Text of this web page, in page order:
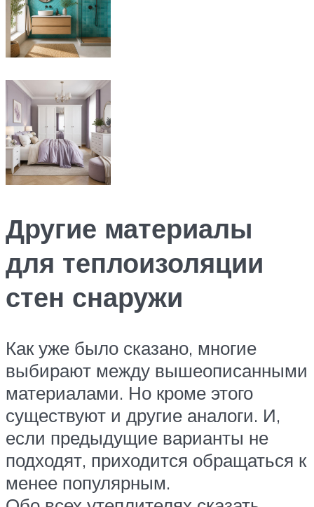
Другие материалы
для теплоизоляции
стен снаружи
Как уже было сказано, многие
выбирают между вышеописанными
материалами. Но кроме этого
существуют и другие аналоги. И,
если предыдущие варианты не
подходят, приходится обращаться к
менее популярным.